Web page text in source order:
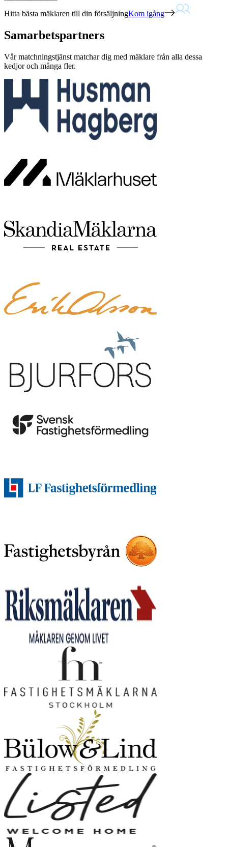
Hitta bästa mäklaren till din försäljningKom igång
Samarbetspartners
Vår matchningstjänst matchar dig med mäklare från alla dessa
kedjor och många fler.